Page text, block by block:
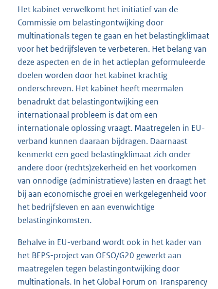
Het kabinet verwelkomt het initiatief van de
Commissie om belastingontwijking door
multinationals tegen te gaan en het belastingklimaat
voor het bedrijfsleven te verbeteren. Het belang van
deze aspecten en de in het actieplan geformuleerde
doelen worden door het kabinet krachtig
onderschreven. Het kabinet heeft meermalen
benadrukt dat belastingontwijking een
internationaal probleem is dat om een
internationale oplossing vraagt. Maatregelen in EU-
verband kunnen daaraan bijdragen. Daarnaast
kenmerkt een goed belastingklimaat zich onder
andere door (rechts)zekerheid en het voorkomen
van onnodige (administratieve) lasten en draagt het
bij aan economische groei en werkgelegenheid voor
het bedrijfsleven en aan evenwichtige
belastinginkomsten.
Behalve in EU-verband wordt ook in het kader van
het BEPS-project van OESO/G20 gewerkt aan
maatregelen tegen belastingontwijking door
multinationals. In het Global Forum on Transparency